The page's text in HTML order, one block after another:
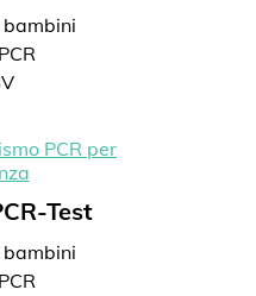
Test